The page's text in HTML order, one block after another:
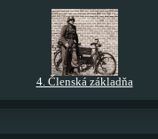
4. Členská základňa